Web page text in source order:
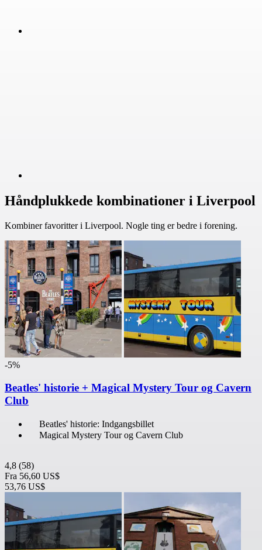
Håndplukkede kombinationer i Liverpool
Kombiner favoritter i Liverpool. Nogle ting er bedre i forening.
-5%
Beatles' historie + Magical Mystery Tour og Cavern
Club
Beatles' historie: Indgangsbillet
Magical Mystery Tour og Cavern Club
4,8 (58)
Fra 56,60 US$
53,76 US$